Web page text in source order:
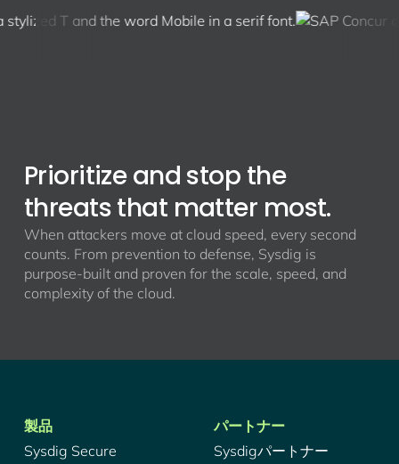
Prioritize and stop the
threats that matter most.
When attackers move at cloud speed, every second
counts. From prevention to defense, Sysdig is
purpose-built and proven for the scale, speed, and
complexity of the cloud.
製品
Sysdig Secure
パートナー
Sysdigパートナー